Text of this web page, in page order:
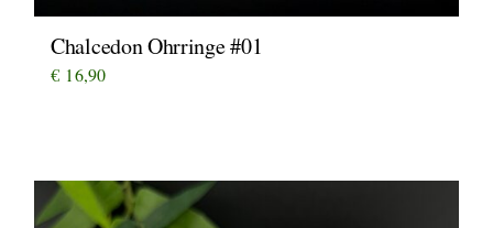
Chalcedon Ohrringe #01
€ 16,90